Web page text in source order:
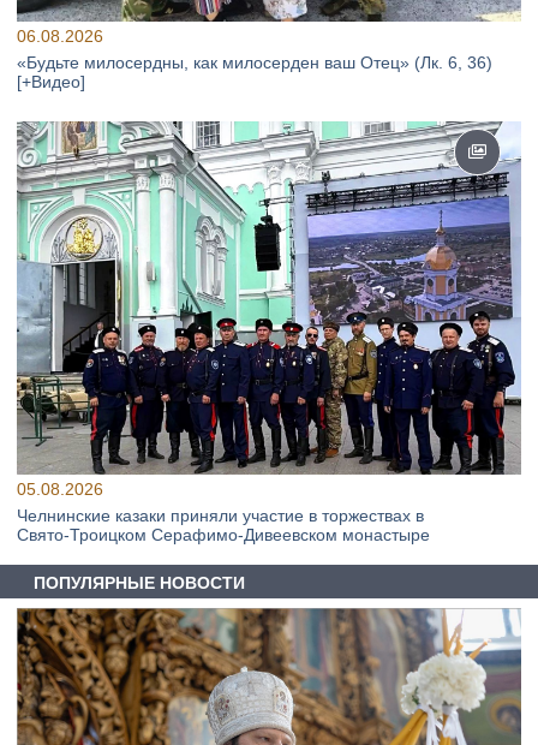
06.08.2026
«Будьте милосердны, как милосерден ваш Отец» (Лк. 6, 36)
[+Видео]
05.08.2026
Челнинские казаки приняли участие в торжествах в
Свято‑Троицком Серафимо‑Дивеевском монастыре
ПОПУЛЯРНЫЕ НОВОСТИ